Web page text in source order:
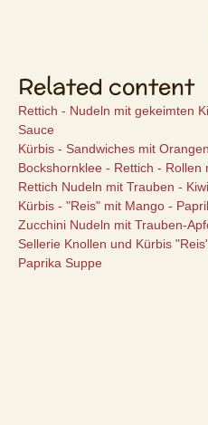
Related content
Rettich - Nudeln mit gekeimten
Sauce
Kürbis - Sandwiches mit
Bockshornklee - Rettich -
Rettich Nudeln mit Trauben -
Kürbis - "Reis" mit Mango -
Zucchini Nudeln mit Trauben-
Sellerie Knollen und Kürbis
Paprika Suppe